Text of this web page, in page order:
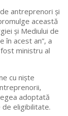
antreprenori și
această
și Mediului de
în acest an”, a
ministru al
cu niște
adoptată
eligibilitate.